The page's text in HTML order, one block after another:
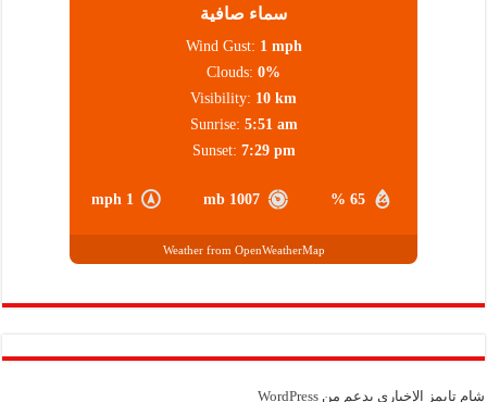
سماء صافية
65 %
1007 mb
1 mph
Wind Gust: 1 mph
Clouds: 0%
Visibility: 10 km
Sunrise: 5:51 am
Sunset: 7:29 pm
Weather from OpenWeatherMap
شام تايمز الإخباري بدعم منWordPress